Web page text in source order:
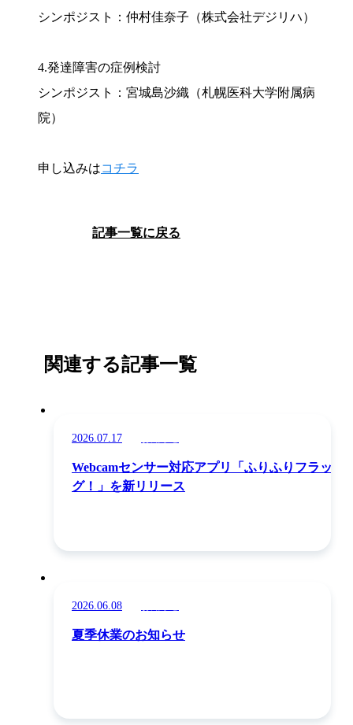
シンポジスト：仲村佳奈子（株式会社デジリハ）
4.発達障害の症例検討
シンポジスト：宮城島沙織（札幌医科大学附属病
院）
申し込みはコチラ
記事一覧に戻る
関連する記事一覧
2026.07.17
Webcamセンサー対応アプリ「ふりふりフラッ
グ！」を新リリース
2026.06.08
夏季休業のお知らせ